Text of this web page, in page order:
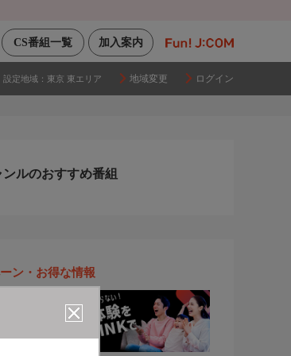
加入案内
CS番組一覧
設定地域： 東京 東エリア 地域変更 ログイン
ンルのおすすめ番組
ン・お得な情報